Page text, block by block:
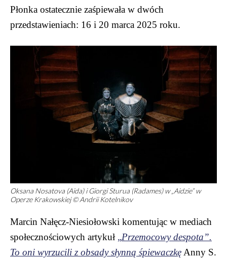
Płonka ostatecznie zaśpiewała w dwóch
przedstawieniach: 16 i 20 marca 2025 roku.
Oksana Nosatova (Aida) i Giorgi Sturua (Radames) w „Aidzie” w
Operze Krakowskiej © Andrii Kotelnikov
Marcin Nałęcz-Niesiołowski komentując w mediach
społecznościowych artykuł „Przemocowy despota”.
To oni wyrzucili z obsady słynną śpiewaczkęAnny S.